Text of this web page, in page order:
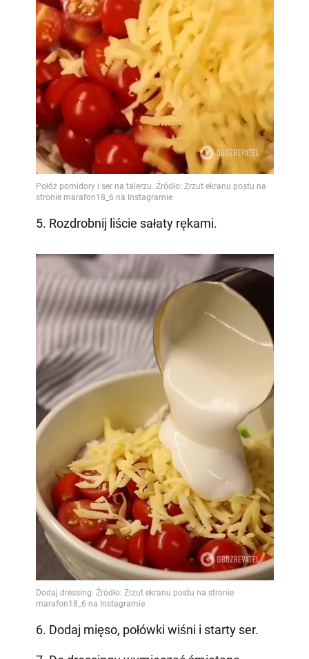
5. Rozdrobnij liście sałaty rękami.
6. Dodaj mięso, połówki wiśni i starty ser.